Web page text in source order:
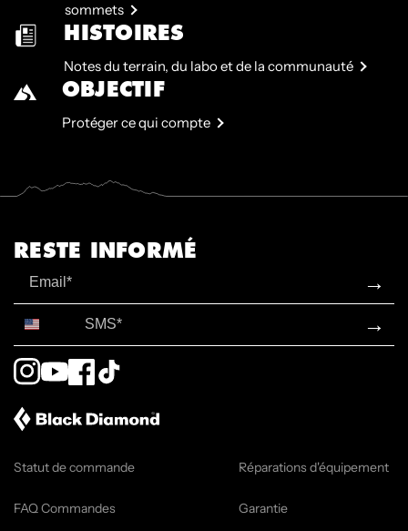
sommets
HISTOIRES
Notes du terrain, du labo et de la communauté
OBJECTIF
Protéger ce qui compte
RESTE INFORMÉ
→
→
Instagram
YouTubeFacebook
TikTok
Statut de commande
FAQ Commandes
Réparations d'équipement
Garantie